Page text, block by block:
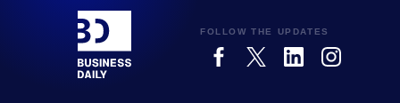
FOLLOW THE UPDATES